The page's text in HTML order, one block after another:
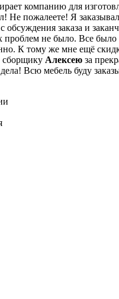
компанию для
Не пожалеете! Я
обсуждения заказа и
не было. Все было
К тому же мне ещё
сборщику Алексею за
Всю мебель буду